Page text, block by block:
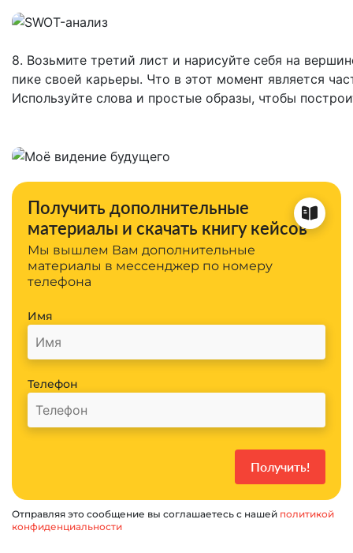
8. Возьмите третий лист и нарисуйте себя на
пике своей карьеры. Что в этот момент является
Используйте слова и простые образы, чтобы
Получить дополнительные
материалы и скачать книгу кейсов
Мы вышлем Вам дополнительные
материалы в мессенджер по номеру
телефона
Имя
Телефон
Отправляя это сообщение вы соглашаетесь с нашей политикой
конфиденциальности